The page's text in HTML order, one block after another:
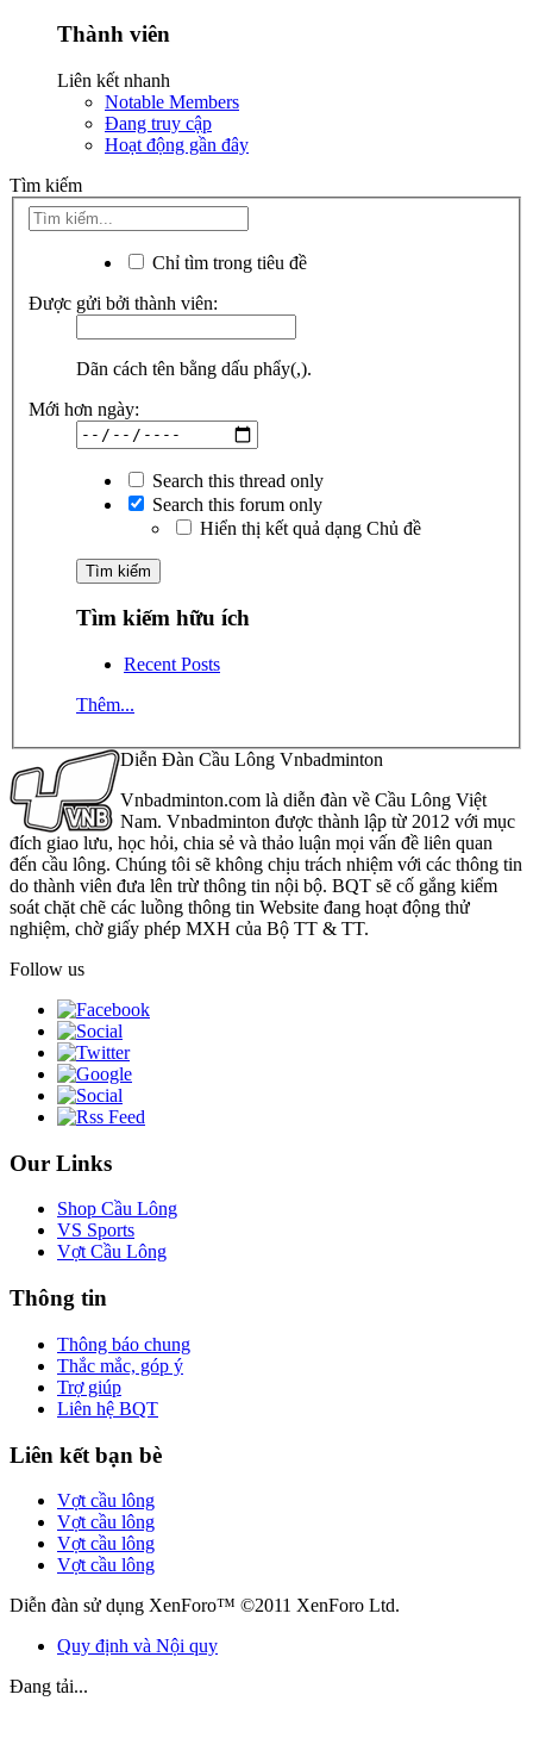
Thành viên
Liên kết nhanh
Notable Members
Đang truy cập
Hoạt động gần đây
Tìm kiếm
Chỉ tìm trong tiêu đề
Được gửi bởi thành viên:
Dãn cách tên bằng dấu phẩy(,).
Mới hơn ngày:
Search this thread only
Search this forum only
Hiển thị kết quả dạng Chủ đề
Tìm kiếm hữu ích
Recent Posts
Thêm...
Diễn Đàn Cầu Lông Vnbadminton
Vnbadminton.com là diễn đàn về Cầu Lông Việt
Nam. Vnbadminton được thành lập từ 2012 với mục
đích giao lưu, học hỏi, chia sẻ và thảo luận mọi vấn đề liên quan
đến cầu lông. Chúng tôi sẽ không chịu trách nhiệm với các thông tin
do thành viên đưa lên trừ thông tin nội bộ. BQT sẽ cố gắng kiểm
soát chặt chẽ các luồng thông tin Website đang hoạt động thử
nghiệm, chờ giấy phép MXH của Bộ TT & TT.
Follow us
Our Links
Shop Cầu Lông
VS Sports
Vợt Cầu Lông
Thông tin
Thông báo chung
Thắc mắc, góp ý
Trợ giúp
Liên hệ BQT
Liên kết bạn bè
Vợt cầu lông
Vợt cầu lông
Vợt cầu lông
Vợt cầu lông
Diễn đàn sử dụng XenForo™ ©2011 XenForo Ltd.
Quy định và Nội quy
Đang tải...